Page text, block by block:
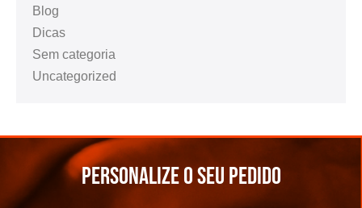
Blog
Dicas
Sem categoria
Uncategorized
Personalize o seu pedido